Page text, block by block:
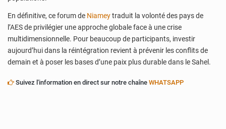
En définitive, ce forum de Niameytraduit la volonté des pays de
l’AES de privilégier une approche globale face à une crise
multidimensionnelle. Pour beaucoup de participants, investir
aujourd’hui dans la réintégration revient à prévenir les conflits de
demain et à poser les bases d’une paix plus durable dans le Sahel.
Suivez l'information en direct sur notre chaîne WHATSAPP